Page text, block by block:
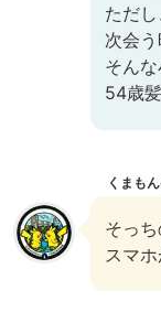
ただ
次会
そん
54歳
くまも
そっ
スマ